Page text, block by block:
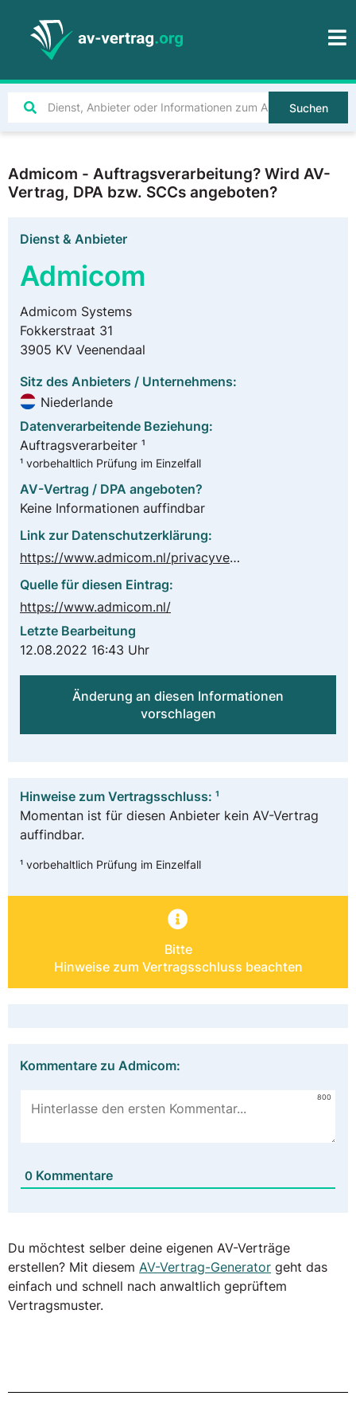
Suchen
Admicom - Auftragsverarbeitung? Wird AV-
Vertrag, DPA bzw. SCCs angeboten?
Dienst & Anbieter
Admicom
Admicom Systems
Fokkerstraat 31
3905 KV Veenendaal
Sitz des Anbieters / Unternehmens:
Niederlande
Datenverarbeitende Beziehung:
Auftragsverarbeiter ¹
¹ vorbehaltlich Prüfung im Einzelfall
AV-Vertrag / DPA angeboten?
Keine Informationen auffindbar
Link zur Datenschutzerklärung:
https://www.admicom.nl/privacyverklaring
Quelle für diesen Eintrag:
https://www.admicom.nl/
Letzte Bearbeitung
12.08.2022 16:43 Uhr
Änderung an diesen Informationen
vorschlagen
Hinweise zum Vertragsschluss: ¹
Momentan ist für diesen Anbieter kein AV-Vertrag
auffindbar.
¹ vorbehaltlich Prüfung im Einzelfall
Bitte
Hinweise zum Vertragsschluss beachten
Kommentare zu Admicom:
800
0 Kommentare
Du möchtest selber deine eigenen AV-Verträge
erstellen? Mit diesem AV-Vertrag-Generator geht das
einfach und schnell nach anwaltlich geprüftem
Vertragsmuster.